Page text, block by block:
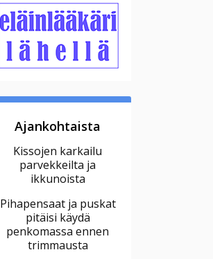
Ajankohtaista
Kissojen karkailu
parvekkeilta ja
ikkunoista
Pihapensaat ja puskat
pitäisi käydä
penkomassa ennen
trimmausta